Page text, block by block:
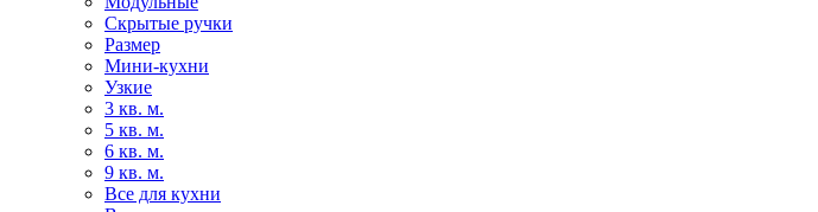
Скрытые ручки
Размер
Мини-кухни
Узкие
3 кв. м.
5 кв. м.
6 кв. м.
9 кв. м.
Все для кухни